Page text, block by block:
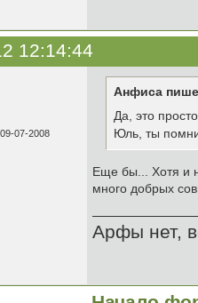
12:14:44
07-2008
Анфиса
Да, это
Юль, ты
Еще бы... Хотя и
много добрых
Арфы нет,